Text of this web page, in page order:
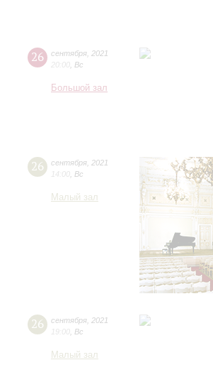
26 сентября 2021
20:00 Вс
Большой зал
26 сентября 2021
14:00 Вс
Малый зал
26 сентября 2021
19:00 Вс
Малый зал